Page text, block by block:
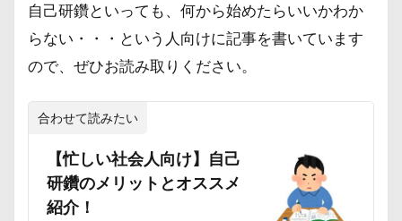
自己研鑽といっても、何から始めたらいいかわか
らない・・・という人向けに記事を書いています
ので、ぜひお読み取りください。
合わせて読みたい
【忙しい社会人向け】自己
研鑽のメリットとオススメ
紹介！